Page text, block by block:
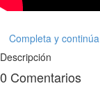
Completa y continúa
Descripción
0 Comentarios